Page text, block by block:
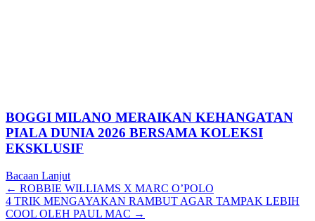
BOGGI MILANO MERAIKAN KEHANGATAN
PIALA DUNIA 2026 BERSAMA KOLEKSI
EKSKLUSIF
Bacaan Lanjut
Posts
navigation
← ROBBIE WILLIAMS X MARC O’POLO
4 TRIK MENGAYAKAN RAMBUT AGAR TAMPAK LEBIH
COOL OLEH PAUL MAC →